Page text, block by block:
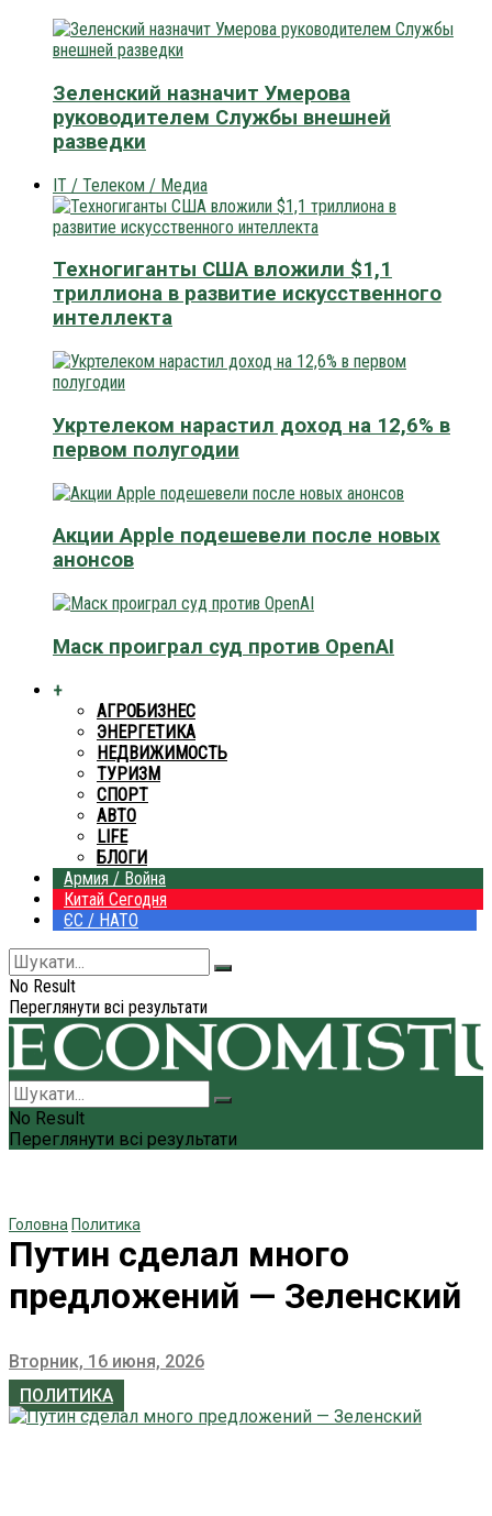
Зеленский назначит Умерова
руководителем Службы внешней
разведки
IT / Телеком / Медиа
Техногиганты США вложили $1,1
триллиона в развитие искусственного
интеллекта
Укртелеком нарастил доход на 12,6% в
первом полугодии
Акции Apple подешевели после новых
анонсов
Маск проиграл суд против OpenAI
+
АГРОБИЗНЕС
ЭНЕРГЕТИКА
НЕДВИЖИМОСТЬ
ТУРИЗМ
СПОРТ
АВТО
LIFE
БЛОГИ
Армия / Война
Китай Сегодня
ЄС / НАТО
No Result
Переглянути всі результати
No Result
Переглянути всі результати
Головна Политика
Путин сделал много
предложений — Зеленский
Вторник, 16 июня, 2026
ПОЛИТИКА